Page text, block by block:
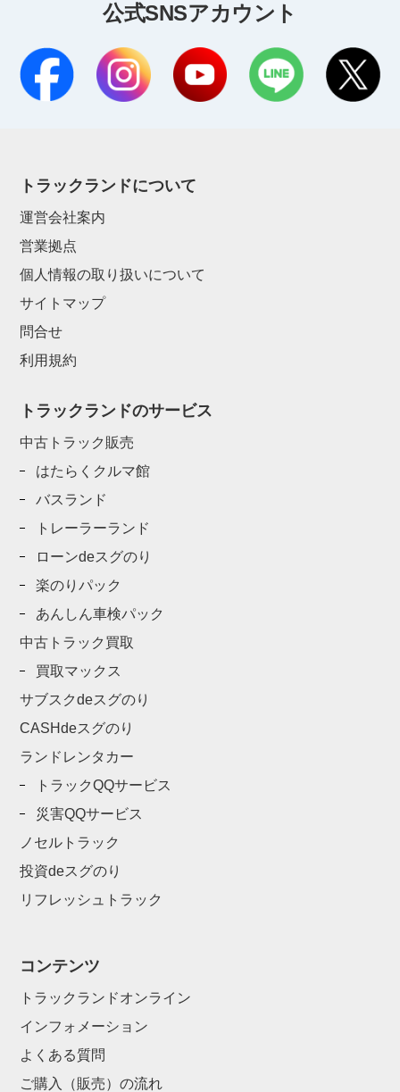
公式SNSアカウント
トラックランドについて
運営会社案内
営業拠点
個人情報の取り扱いについて
サイトマップ
問合せ
利用規約
トラックランドのサービス
中古トラック販売
はたらくクルマ館
バスランド
トレーラーランド
ローンdeスグのり
楽のりパック
あんしん車検パック
中古トラック買取
買取マックス
サブスクdeスグのり
CASHdeスグのり
ランドレンタカー
トラックQQサービス
災害QQサービス
ノセルトラック
投資deスグのり
リフレッシュトラック
コンテンツ
トラックランドオンライン
インフォメーション
よくある質問
ご購入（販売）の流れ